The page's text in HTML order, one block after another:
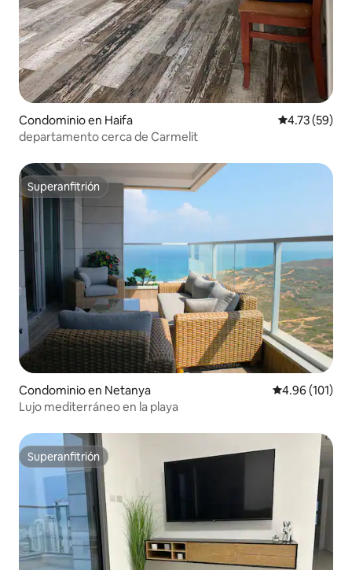
Condominio en Haifa Calificación
4.73 (59)
departamento cerca de Carmelit
Superanfitrión
Superanfitrión
Condominio en Netanya Calificación
4.96 (101)
Lujo mediterráneo en la playa
Superanfitrión
Superanfitrión